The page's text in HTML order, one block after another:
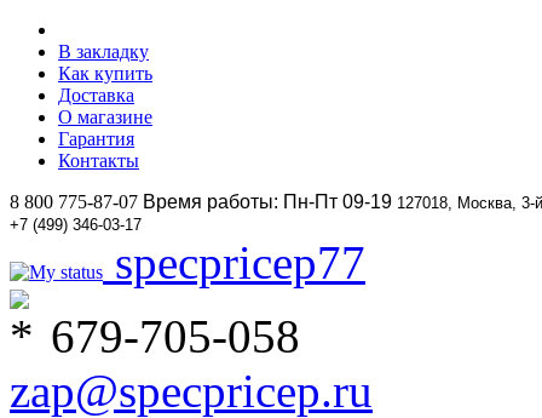
В закладку
Как купить
Доставка
О магазине
Гарантия
Контакты
8 800 775-87-07 Время работы: Пн-Пт 09-19 127018, Москва,
+7 (499) 346-03-17
specpricep77
679-705-058
zap@specpricep.ru